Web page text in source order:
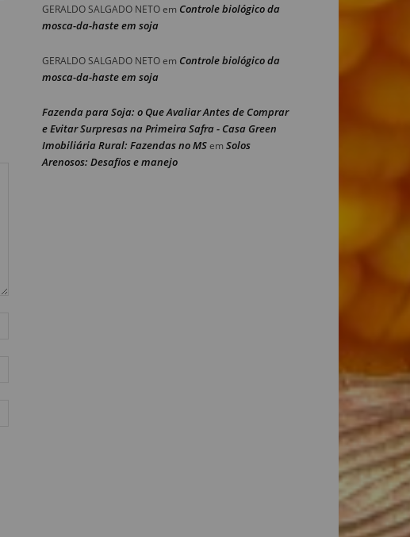
GERALDO SALGADO NETOem Controle biológico da
mosca-da-haste em soja
GERALDO SALGADO NETOem Controle biológico da
mosca-da-haste em soja
Fazenda para Soja: o Que Avaliar Antes de Comprar
e Evitar Surpresas na Primeira Safra - Casa Green
Imobiliária Rural: Fazendas no MSem Solos
Arenosos: Desafios e manejo